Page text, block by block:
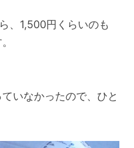
、1,500円くらいのも
いなかったので、ひと